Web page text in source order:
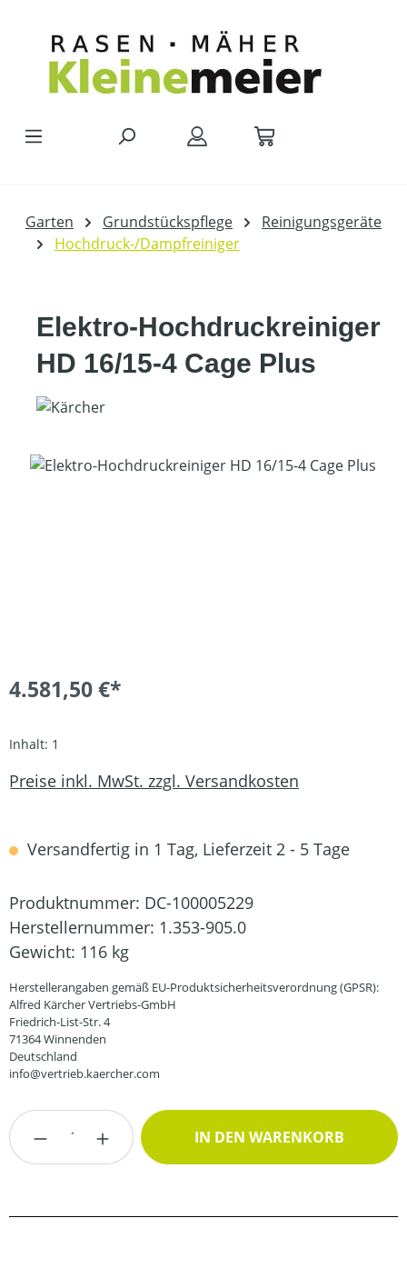
Garten Grundstückspflege
Reinigungsgeräte
Hochdruck-/Dampfreiniger
Elektro-Hochdruckreiniger
HD 16/15-4 Cage Plus
Bildergalerie überspringen
4.581,50 €*
Inhalt: 1
Preise inkl. MwSt. zzgl. Versandkosten
Versandfertig in 1 Tag, Lieferzeit 2 - 5 Tage
Produktnummer: DC-100005229
Herstellernummer: 1.353-905.0
Gewicht: 116 kg
Herstellerangaben gemäß EU-Produktsicherheitsverordnung (GPSR):
Alfred Kärcher Vertriebs-GmbH
Friedrich-List-Str. 4
71364 Winnenden
Deutschland
info@vertrieb.kaercher.com
Produkt Anzahl: Gib den gewünschten
IN DEN WARENKORB